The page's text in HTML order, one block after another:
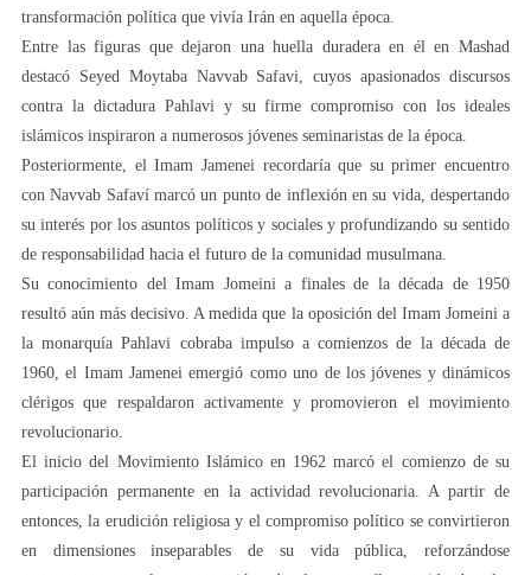
transformación política que vivía Irán en aquella época.
Entre las figuras que dejaron una huella duradera en él en Mashad
destacó Seyed Moytaba Navvab Safavi, cuyos apasionados discursos
contra la dictadura Pahlavi y su firme compromiso con los ideales
islámicos inspiraron a numerosos jóvenes seminaristas de la época.
Posteriormente, el Imam Jamenei recordaría que su primer encuentro
con Navvab Safaví marcó un punto de inflexión en su vida, despertando
su interés por los asuntos políticos y sociales y profundizando su sentido
de responsabilidad hacia el futuro de la comunidad musulmana.
Su conocimiento del Imam Jomeini a finales de la década de 1950
resultó aún más decisivo. A medida que la oposición del Imam Jomeini a
la monarquía Pahlavi cobraba impulso a comienzos de la década de
1960, el Imam Jamenei emergió como uno de los jóvenes y dinámicos
clérigos que respaldaron activamente y promovieron el movimiento
revolucionario.
El inicio del Movimiento Islámico en 1962 marcó el comienzo de su
participación permanente en la actividad revolucionaria. A partir de
entonces, la erudición religiosa y el compromiso político se convirtieron
en dimensiones inseparables de su vida pública, reforzándose